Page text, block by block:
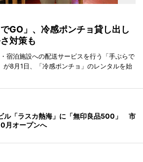
GO」、冷感ポンチョ貸し出し
対策も
宿泊施設への配送サービスを行う「手ぶらで
が8月1日、「冷感ポンチョ」のレンタルを始
ル「ラスカ熱海」に「無印良品500」 市
月オープンへ